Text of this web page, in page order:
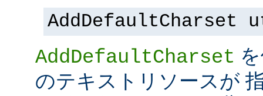
AddDefaultCharset
AddDefaultCharset
のテキストリソースが